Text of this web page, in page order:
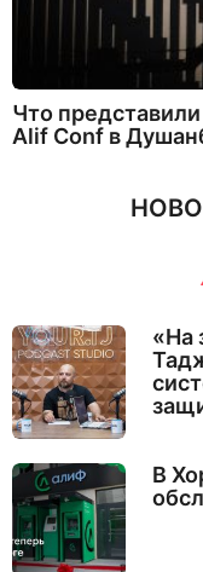
Что
Alif Conf в
«На
В